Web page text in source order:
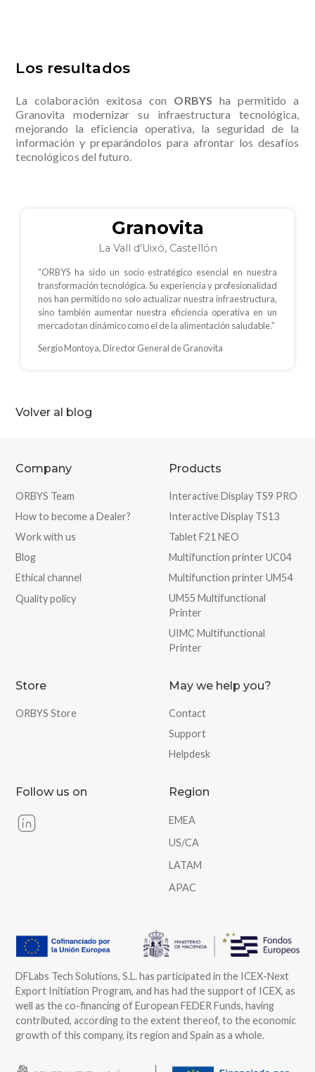
Los resultados
La colaboración exitosa con ORBYS ha permitido a
Granovita modernizar su infraestructura tecnológica,
mejorando la eficiencia operativa, la seguridad de la
información y preparándolos para afrontar los desafíos
tecnológicos del futuro.
Granovita
La Vall d'Uixó, Castellón
“ORBYS ha sido un socio estratégico esencial en nuestra
transformación tecnológica. Su experiencia y profesionalidad
nos han permitido no solo actualizar nuestra infraestructura,
sino también aumentar nuestra eficiencia operativa en un
mercado tan dinámico como el de la alimentación saludable.”
Sergio Montoya, Director General de Granovita
Volver al blog
Company
ORBYS Team
How to become a Dealer?
Work with us
Blog
Ethical channel
Quality policy
Products
Interactive Display TS9 PRO
Interactive Display TS13
Tablet F21 NEO
Multifunction printer UC04
Multifunction printer UM54
UM55 Multifunctional
Printer
UIMC Multifunctional
Printer
Store
ORBYS Store
May we help you?
Contact
Support
Helpdesk
Follow us on Region
EMEA
US/CA
LATAM
APAC
DFLabs Tech Solutions, S.L. has participated in the ICEX-Next
Export Initiation Program, and has had the support of ICEX, as
well as the co-financing of European FEDER Funds, having
contributed, according to the extent thereof, to the economic
growth of this company, its region and Spain as a whole.